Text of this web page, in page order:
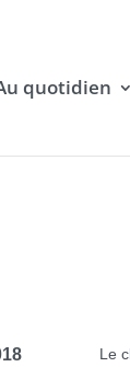
quotidien
Le